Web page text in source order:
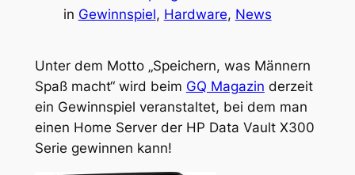
in Gewinnspiel, Hardware, News
Unter dem Motto „Speichern, was Männern
Spaß macht“ wird beim GQ Magazin derzeit
ein Gewinnspiel veranstaltet, bei dem man
einen Home Server der HP Data Vault X300
Serie gewinnen kann!